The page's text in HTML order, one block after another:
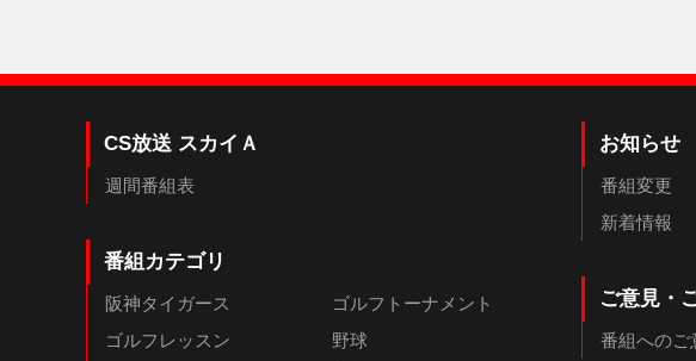
CS放送 スカイＡ
週間番組表
番組カテゴリ
阪神タイガース
ゴルフトーナメント
ゴルフレッスン
野球
お知らせ
番組変更
新着情報
ご意見・
番組へのご